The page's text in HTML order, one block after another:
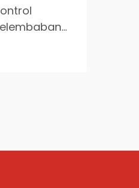
bahan